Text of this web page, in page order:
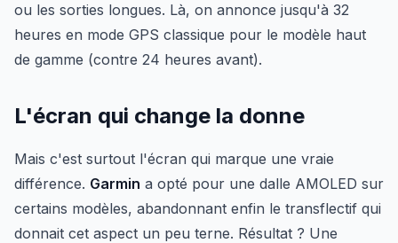
ou les sorties longues. Là, on annonce jusqu'à 32
heures en mode GPS classique pour le modèle haut
de gamme (contre 24 heures avant).
L'écran qui change la donne
Mais c'est surtout l'écran qui marque une vraie
différence. Garmin a opté pour une dalle AMOLED sur
certains modèles, abandonnant enfin le transflectif qui
donnait cet aspect un peu terne. Résultat ? Une